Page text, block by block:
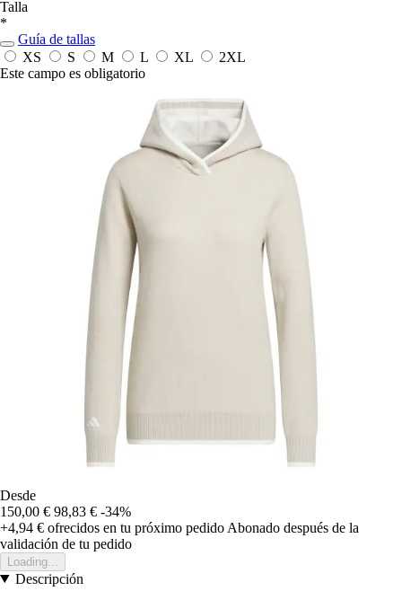
Talla
*
Guía de tallas
XS
S M L XL
2XL
Este campo es obligatorio
Desde
150,00 € 98,83 € -34%
+4,94 € ofrecidos en tu próximo pedido Abonado después de la
validación de tu pedido
Loading...
Descripción